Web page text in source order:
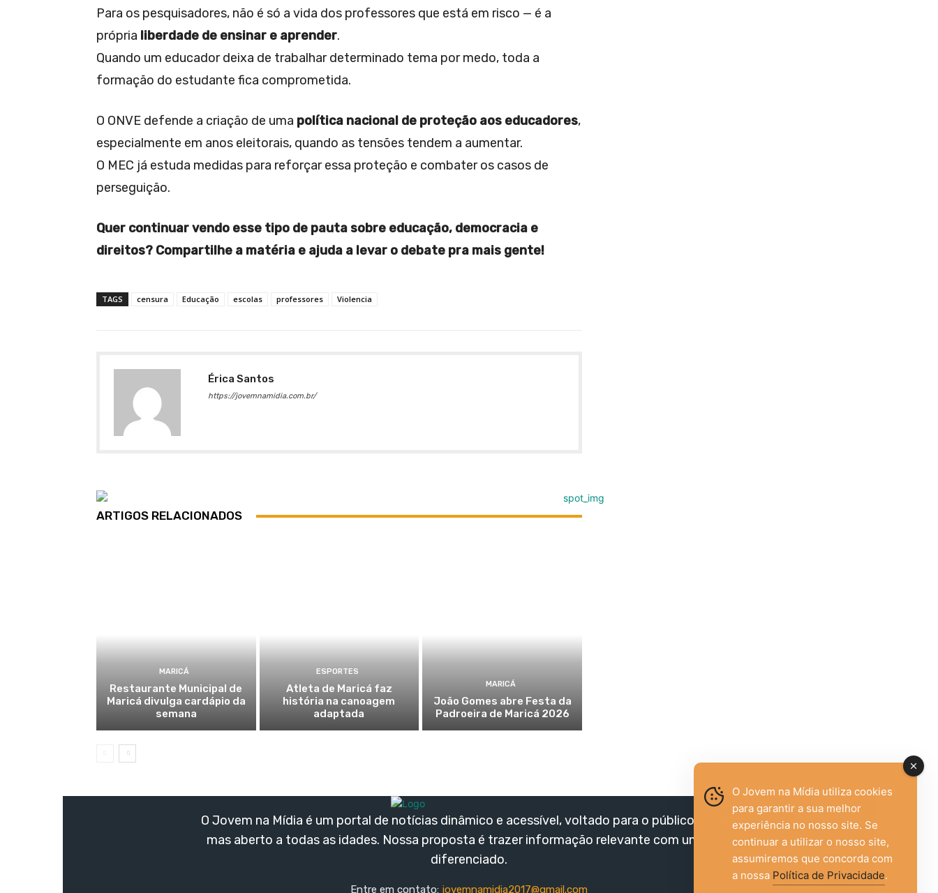
Para os pesquisadores, não é só a vida dos professores que está em risco — é a
própria liberdade de ensinar e aprender.
Quando um educador deixa de trabalhar determinado tema por medo, toda a
formação do estudante fica comprometida.
O ONVE defende a criação de uma política nacional de proteção aos educadores,
especialmente em anos eleitorais, quando as tensões tendem a aumentar.
O MEC já estuda medidas para reforçar essa proteção e combater os casos de
perseguição.
Quer continuar vendo esse tipo de pauta sobre educação, democracia e
direitos? Compartilhe a matéria e ajuda a levar o debate pra mais gente!
TAGS censura Educação escolas professores Violencia
Érica Santos
https://jovemnamidia.com.br/
ARTIGOS RELACIONADOS
MARICÁ
Restaurante Municipal de
Maricá divulga cardápio da
semana
ESPORTES
Atleta de Maricá faz
história na canoagem
adaptada
MARICÁ
João Gomes abre Festa da
Padroeira de Maricá 2026
O Jovem na Mídia é um portal de notícias dinâmico e acessível, voltado para o público jovem,
mas aberto a todas as idades. Nossa proposta é trazer informação relevante com um olhar
diferenciado.
Entre em contato: jovemnamidia2017@gmail.com
O Jovem na Mídia utiliza cookies
para garantir a sua melhor
experiência no nosso site. Se
continuar a utilizar o nosso site,
assumiremos que concorda com
a nossa Política de Privacidade.